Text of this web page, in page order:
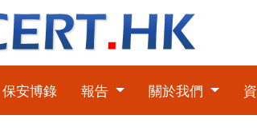
保安博錄 報告 關於我們